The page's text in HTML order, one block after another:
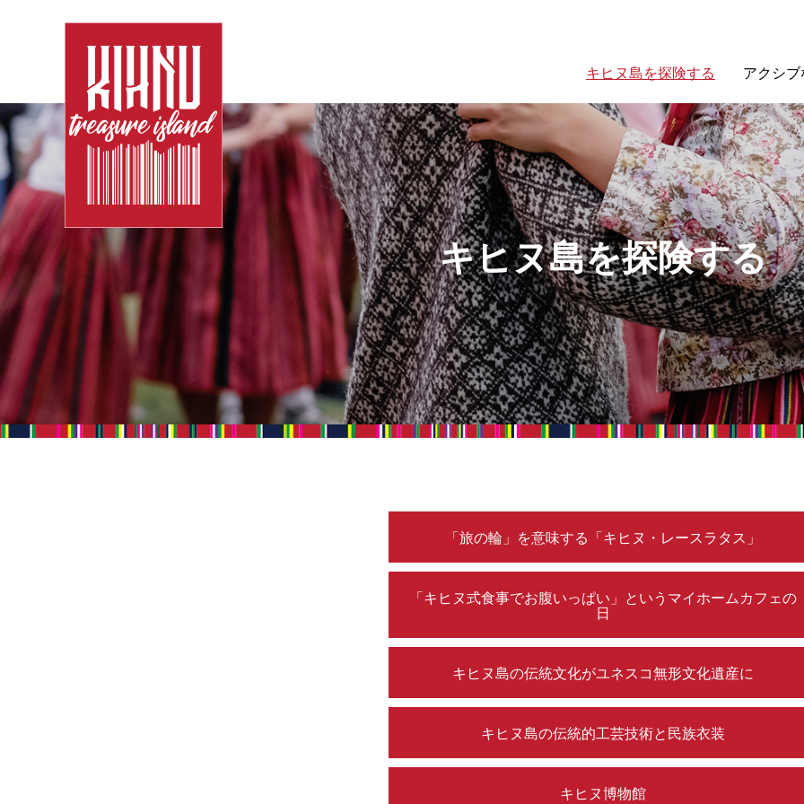
キヒヌ島を探険する アクシ
キヒヌ島を探険する
「旅の輪」を意味する「キヒヌ・レースラタス」
「キヒヌ式食事でお腹いっぱい」というマイホームカフェの
日
キヒヌ島の伝統文化がユネスコ無形文化遺産に
キヒヌ島の伝統的工芸技術と民族衣装
キヒヌ博物館